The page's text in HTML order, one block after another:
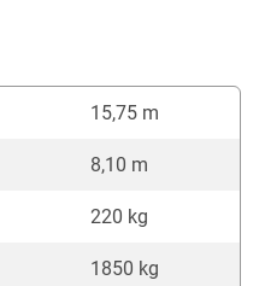
15,75 m
8,10 m
220 kg
1850 kg